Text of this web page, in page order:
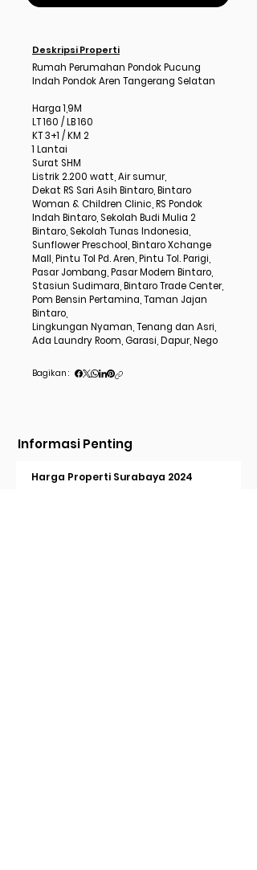
Deskripsi Properti
Rumah Perumahan Pondok Pucung
Indah Pondok Aren Tangerang Selatan
Harga 1,9M
LT 160 / LB 160
KT 3+1 / KM 2
1 Lantai
Surat SHM
Listrik 2.200 watt, Air sumur,
Dekat RS Sari Asih Bintaro, Bintaro
Woman & Children Clinic, RS Pondok
Indah Bintaro, Sekolah Budi Mulia 2
Bintaro, Sekolah Tunas Indonesia,
Sunflower Preschool, Bintaro Xchange
Mall, Pintu Tol Pd. Aren, Pintu Tol. Parigi,
Pasar Jombang, Pasar Modern Bintaro,
Stasiun Sudimara, Bintaro Trade Center,
Pom Bensin Pertamina, Taman Jajan
Bintaro,
Lingkungan Nyaman, Tenang dan Asri,
Ada Laundry Room, Garasi, Dapur, Nego
Bagikan :
Informasi Penting
Harga Properti Surabaya 2024